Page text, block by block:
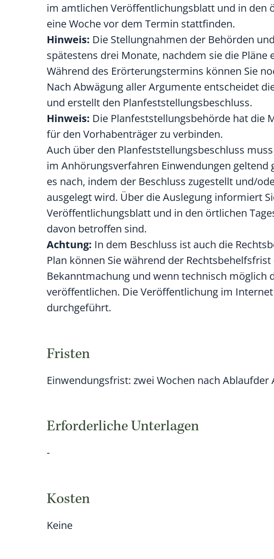
im amtlichen Veröffentlichungsblatt und in den
eine Woche vor dem Termin stattfinden.
Hinweis: Die Stellungnahmen der Behörden
spätestens drei Monate, nachdem sie die Pläne
Während des Erörterungstermins können Sie
Nach Abwägung aller Argumente entscheidet
und erstellt den Planfeststellungsbeschluss.
Hinweis: Die Planfeststellungsbehörde hat die
für den Vorhabenträger zu verbinden.
Auch über den Planfeststellungsbeschluss
im Anhörungsverfahren Einwendungen
es nach, indem der Beschluss zugestellt und/
ausgelegt wird. Über die Auslegung informiert
Veröffentlichungsblatt und in den örtlichen
davon betroffen sind.
Achtung: In dem Beschluss ist auch die
Plan können Sie während der
Bekanntmachung und wenn technisch möglich
veröffentlichen. Die Veröffentlichung im
durchgeführt.
Fristen
Einwendungsfrist: zwei Wochen nach Ablaufder
Erforderliche Unterlagen
-
Kosten
Keine